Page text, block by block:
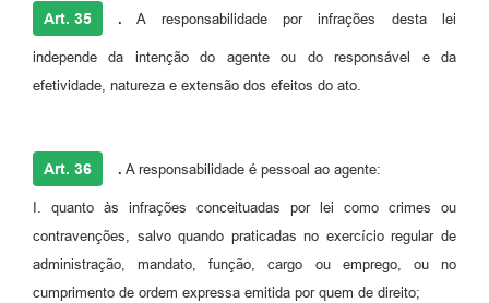
Art. 35 . A responsabilidade por infrações desta lei
independe da intenção do agente ou do responsável e da
efetividade, natureza e extensão dos efeitos do ato.
Art. 36 . A responsabilidade é pessoal ao agente:
I. quanto às infrações conceituadas por lei como crimes ou
contravenções, salvo quando praticadas no exercício regular de
administração, mandato, função, cargo ou emprego, ou no
cumprimento de ordem expressa emitida por quem de direito;